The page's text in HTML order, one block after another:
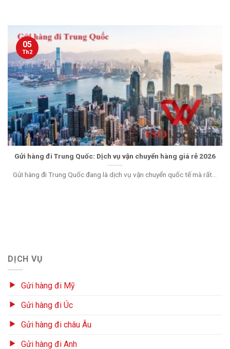
Gửi hàng đi Trung Quốc: Dịch vụ vận chuyển hàng giá rẻ 2026
Gửi hàng đi Trung Quốc đang là dịch vụ vận chuyển quốc tế mà rất...
05
Th2
DỊCH VỤ
Gửi hàng đi Mỹ
Gửi hàng đi Úc
Gửi hàng đi châu Âu
Gửi hàng đi Anh